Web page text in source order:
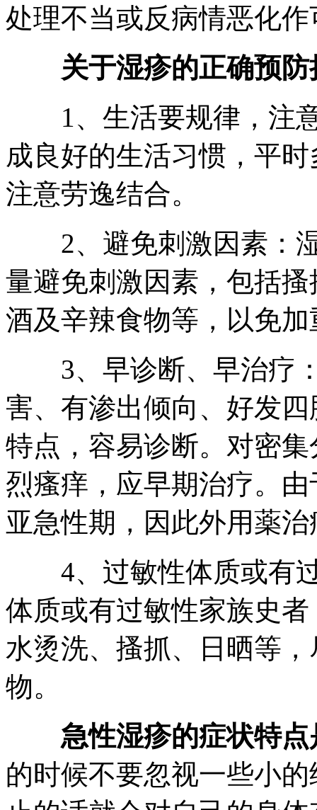
处理不当或反病情恶化
关于湿疹的正确预防
1、生活要规律，注意
成良好的生活习惯，平
注意劳逸结合。
2、避免刺激因素：湿
量避免刺激因素，包括
酒及辛辣食物等，以免
3、早诊断、早治疗：
害、有渗出倾向、好发
特点，容易诊断。对密
烈瘙痒，应早期治疗。
亚急性期，因此外用薬
4、过敏性体质或有过
体质或有过敏性家族史
水烫洗、搔抓、日晒等
物。
急性湿疹的症状特点
的时候不要忽视一些小